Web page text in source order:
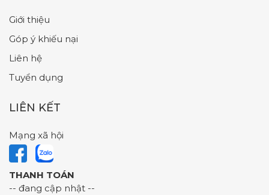
Giới thiệu
Góp ý khiếu nại
Liên hệ
Tuyển dụng
LIÊN KẾT
Mạng xã hội
THANH TOÁN
-- đang cập nhật --